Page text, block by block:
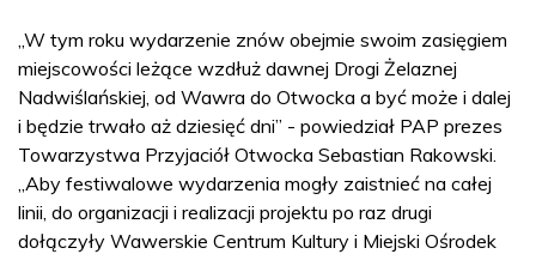
„W tym roku wydarzenie znów obejmie swoim zasięgiem
miejscowości leżące wzdłuż dawnej Drogi Żelaznej
Nadwiślańskiej, od Wawra do Otwocka a być może i dalej
i będzie trwało aż dziesięć dni” - powiedział PAP prezes
Towarzystwa Przyjaciół Otwocka Sebastian Rakowski.
„Aby festiwalowe wydarzenia mogły zaistnieć na całej
linii, do organizacji i realizacji projektu po raz drugi
dołączyły Wawerskie Centrum Kultury i Miejski Ośrodek